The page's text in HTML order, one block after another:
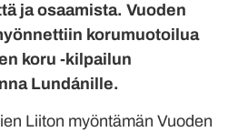
ja osaamista. Vuoden
korumuotoilua
koru -kilpailun
Lundánille.
Liiton myöntämän Vuoden